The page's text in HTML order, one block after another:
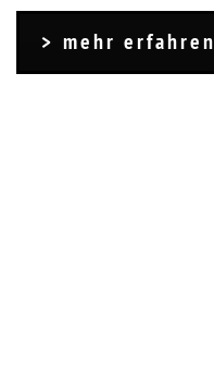
mehr erfahren